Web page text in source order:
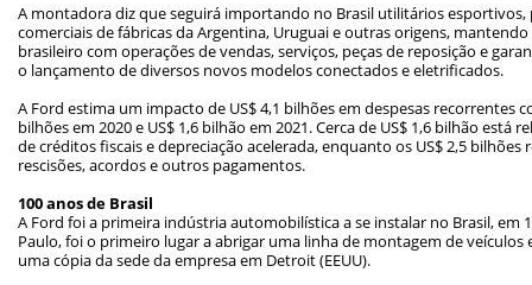
A montadora diz que seguirá importando no Brasil utilitários esportivos,
comerciais de fábricas da Argentina, Uruguai e outras origens,
brasileiro com operações de vendas, serviços, peças de reposição e
o lançamento de diversos novos modelos conectados e eletrificados.
A Ford estima um impacto de US$ 4,1 bilhões em despesas recorrentes
bilhões em 2020 e US$ 1,6 bilhão em 2021. Cerca de US$ 1,6 bilhão está
de créditos fiscais e depreciação acelerada, enquanto os US$ 2,5
rescisões, acordos e outros pagamentos.
100 anos de Brasil
A Ford foi a primeira indústria automobilística a se instalar no Brasil, em
Paulo, foi o primeiro lugar a abrigar uma linha de montagem de veículos
uma cópia da sede da empresa em Detroit (EEUU).